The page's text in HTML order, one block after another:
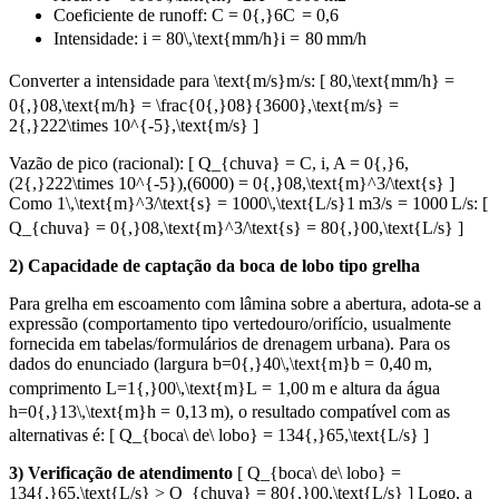
Coeficiente de runoff: C = 0{,}6C = 0,6
Intensidade: i = 80\,\text{mm/h}i = 80mm/h
Converter a intensidade para \text{m/s}m/s: [ 80,\text{mm/h} =
0{,}08,\text{m/h} = \frac{0{,}08}{3600},\text{m/s} =
2{,}222\times 10^{-5},\text{m/s} ]
Vazão de pico (racional): [ Q_{chuva} = C, i, A = 0{,}6,
(2{,}222\times 10^{-5}),(6000) = 0{,}08,\text{m}^3/\text{s} ]
Como 1\,\text{m}^3/\text{s} = 1000\,\text{L/s}1 m3/s = 1000L/s: [
Q_{chuva} = 0{,}08,\text{m}^3/\text{s} = 80{,}00,\text{L/s} ]
2) Capacidade de captação da boca de lobo tipo grelha
Para grelha em escoamento com lâmina sobre a abertura, adota-se a
expressão (comportamento tipo vertedouro/orifício, usualmente
fornecida em tabelas/formulários de drenagem urbana). Para os
dados do enunciado (largura b=0{,}40\,\text{m}b = 0,40m,
comprimento L=1{,}00\,\text{m}L = 1 ,00me altura da água
h=0{,}13\,\text{m}h = 0,13m), o resultado compatível com as
alternativas é: [ Q_{boca\ de\ lobo} = 134{,}65,\text{L/s} ]
3) Verificação de atendimento [ Q_{boca\ de\ lobo} =
134{,}65,\text{L/s} > Q_{chuva} = 80{,}00,\text{L/s} ] Logo, a